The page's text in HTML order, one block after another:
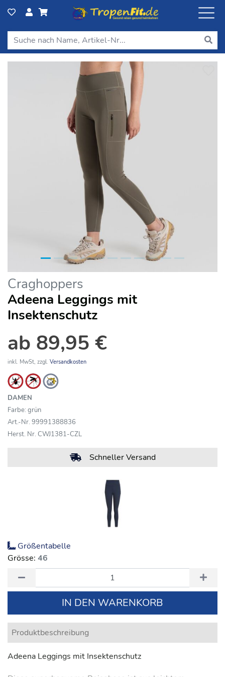
Craghoppers
Adeena Leggings mit
Insektenschutz
ab 89,95 €
inkl. MwSt, zzgl. Versandkosten
DAMEN
Farbe: grün
Art.-Nr. 99991388836
Herst. Nr. CWJ1381-CZL
Schneller Versand
Größentabelle
Grösse: 46
IN DEN WARENKORB
Produktbeschreibung
Adeena Leggings mit Insektenschutz